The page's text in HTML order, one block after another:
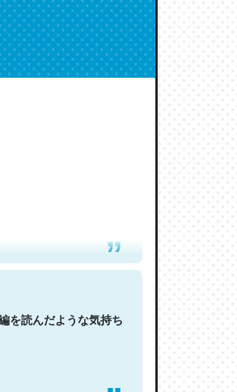
しでも読める人は原文
hit. Shit.
を読んだような気持ち